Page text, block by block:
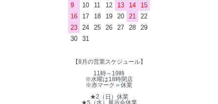
9
10 11 12 13 14
15
16
17 18 19 20 21
22
23
24 25 26 27 28
29
30
31
【8月の営業スケジュール】
11時～19時
※水曜は18時閉店
※赤マーク＝休業
★2（日）休業
★5（水）展示会休業